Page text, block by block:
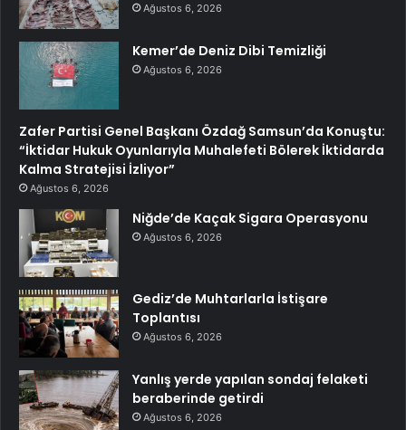
Ağustos 6, 2026
Kemer’de Deniz Dibi Temizliği
Ağustos 6, 2026
Zafer Partisi Genel Başkanı Özdağ Samsun’da Konuştu:
“İktidar Hukuk Oyunlarıyla Muhalefeti Bölerek İktidarda
Kalma Stratejisi İzliyor”
Ağustos 6, 2026
Niğde’de Kaçak Sigara Operasyonu
Ağustos 6, 2026
Gediz’de Muhtarlarla İstişare
Toplantısı
Ağustos 6, 2026
Yanlış yerde yapılan sondaj felaketi
beraberinde getirdi
Ağustos 6, 2026